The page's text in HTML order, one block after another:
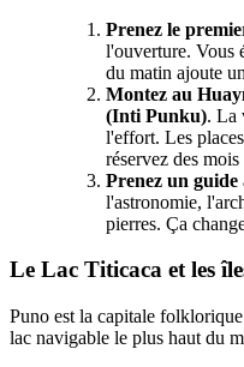
Prenez le
l'ouverture. Vous
du matin ajoute
Montez au
(Inti Punku). La
l'effort. Les
réservez des
Prenez un guide
l'astronomie,
pierres. Ça
Le Lac Titicaca et les
Puno est la capitale
lac navigable le plus haut du